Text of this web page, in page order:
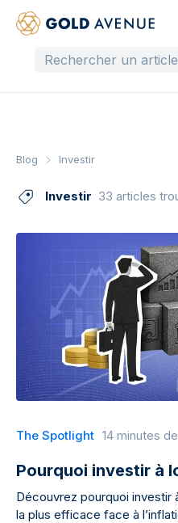
Blog Investir
Investir 33 articles
The Spotlight 14 minutes
Pourquoi investir à
Découvrez pourquoi investir
la plus efficace face à